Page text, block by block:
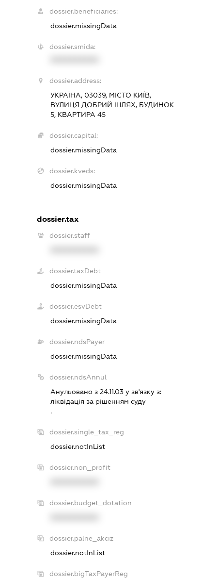
dossier.beneficiaries:
dossier.missingData
dossier.smida:
dossier.address:
УКРАЇНА, 03039, МІСТО КИЇВ,
ВУЛИЦЯ ДОБРИЙ ШЛЯХ, БУДИНОК
5, КВАРТИРА 45
dossier.capital:
dossier.missingData
dossier.kveds:
dossier.missingData
dossier.tax
dossier.staff
dossier.taxDebt
dossier.missingData
dossier.esvDebt
dossier.missingData
dossier.ndsPayer
dossier.missingData
dossier.ndsAnnul
Анульовано з 24.11.03 у зв'язку з:
лiквiдацiя за рiшенням суду
.
dossier.single_tax_reg
dossier.notInList
dossier.non_profit
dossier.budget_dotation
dossier.palne_akciz
dossier.notInList
dossier.bigTaxPayerReg